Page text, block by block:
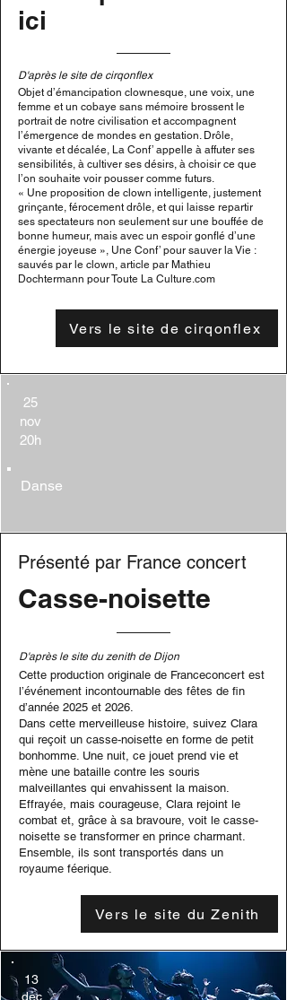
ici
D'après le site de cirqonflex
Objet d’émancipation clownesque, une voix, une
femme et un cobaye sans mémoire brossent le
portrait de notre civilisation et accompagnent
l’émergence de mondes en gestation. Drôle,
vivante et décalée, La Conf’ appelle à affuter ses
sensibilités, à cultiver ses désirs, à choisir ce que
l’on souhaite voir pousser comme futurs.
« Une proposition de clown intelligente, justement
grinçante, férocement drôle, et qui laisse repartir
ses spectateurs non seulement sur une bouffée de
bonne humeur, mais avec un espoir gonflé d’une
énergie joyeuse », Une Conf’ pour sauver la Vie :
sauvés par le clown, article par Mathieu
Dochtermann pour Toute La Culture.com
Vers le site de cirqonflex
25
nov
20h
Danse
Présenté par France concert
Casse-noisette
D'après le site du zenith de Dijon
Cette production originale de Franceconcert est
l’événement incontournable des fêtes de fin
d’année 2025 et 2026.
Dans cette merveilleuse histoire, suivez Clara
qui reçoit un casse-noisette en forme de petit
bonhomme. Une nuit, ce jouet prend vie et
mène une bataille contre les souris
malveillantes qui envahissent la maison.
Effrayée, mais courageuse, Clara rejoint le
combat et, grâce à sa bravoure, voit le casse-
noisette se transformer en prince charmant.
Ensemble, ils sont transportés dans un
royaume féerique.
Vers le site du Zenith
13
dec